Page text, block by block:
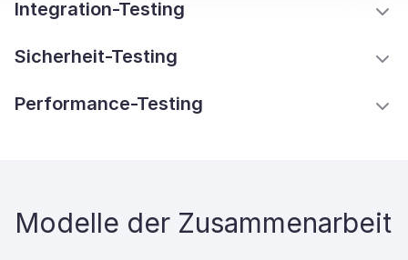
Integration-Testing
Sicherheit-Testing
Performance-Testing
Modelle der Zusammenarbeit